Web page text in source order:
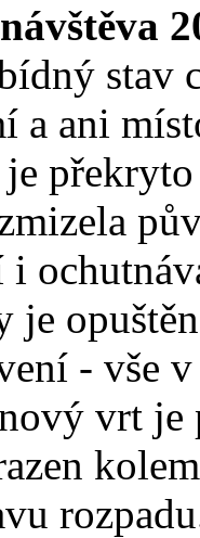
stav
a ani
je
- vše
vrt